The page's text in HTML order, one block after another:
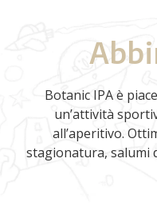
Botanic IPA è
un’attività
all’aperitivo.
stagionatura, salumi